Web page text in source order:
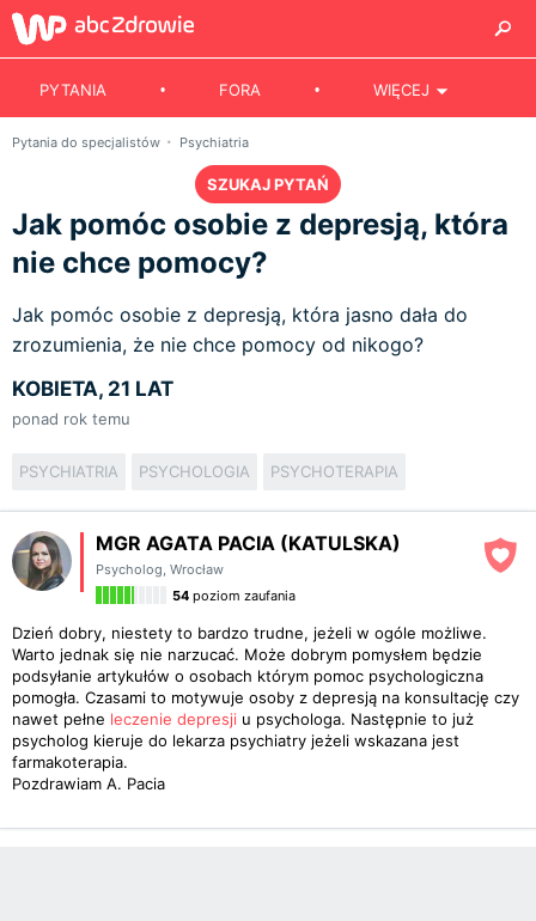
PYTANIA FORA WIĘCEJ
Pytania do specjalistów Psychiatria
SZUKAJ PYTAŃ
Jak pomóc osobie z depresją, która
nie chce pomocy?
Jak pomóc osobie z depresją, która jasno dała do
zrozumienia, że nie chce pomocy od nikogo?
KOBIETA, 21 LAT
ponad rok temu
PSYCHIATRIA PSYCHOLOGIA PSYCHOTERAPIA
MGR AGATA PACIA (KATULSKA)
Psycholog, Wrocław
54 poziom zaufania
Dzień dobry, niestety to bardzo trudne, jeżeli w ogóle możliwe.
Warto jednak się nie narzucać. Może dobrym pomysłem będzie
podsyłanie artykułów o osobach którym pomoc psychologiczna
pomogła. Czasami to motywuje osoby z depresją na konsultację czy
nawet pełne leczenie depresji u psychologa. Następnie to już
psycholog kieruje do lekarza psychiatry jeżeli wskazana jest
farmakoterapia.
Pozdrawiam A. Pacia